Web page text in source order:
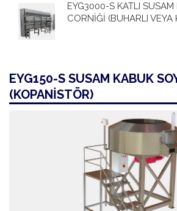
EYG3000-S KATLI SUSAM
CORNİĞİ (BUHARLI VEYA
EYG150-S SUSAM KABUK
(KOPANİSTÖR)